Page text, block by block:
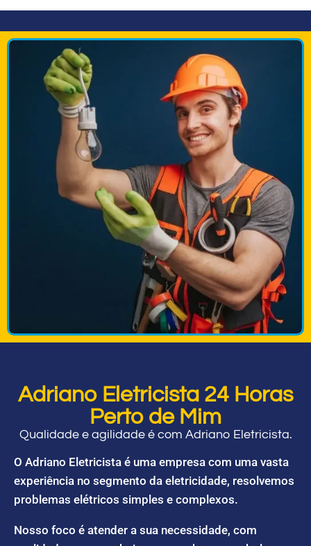
Adriano Eletricista 24 Horas
Perto de Mim
Qualidade e agilidade é com Adriano Eletricista.
O Adriano Eletricista é uma empresa com uma vasta
experiência no segmento da eletricidade, resolvemos
problemas elétricos simples e complexos.
Nosso foco é atender a sua necessidade, com